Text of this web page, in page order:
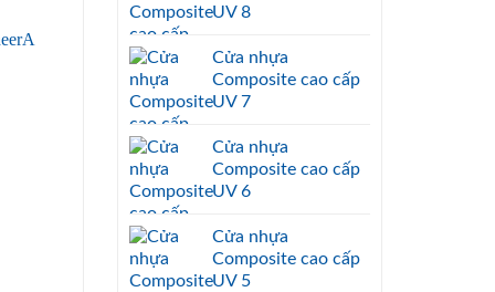
UV 8
Cửa nhựa
Composite cao cấp
UV 7
Cửa nhựa
Composite cao cấp
UV 6
Cửa nhựa
Composite cao cấp
UV 5